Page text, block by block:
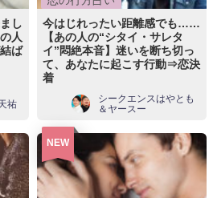
し
人
ば
祐
今はじれったい距離感でも……
【あの人の“シタイ・サレタ
イ”悶絶本音】迷いを断ち切っ
て、あなたに起こす行動⇒恋決
着
シークエンスはやとも
＆ヤースー
NEW